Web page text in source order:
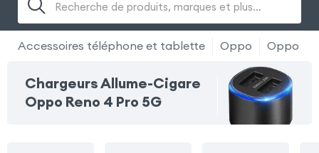
Code ECLIPSE55
Recherche de produits, marques et plus…
Accessoires téléphone et tablette Oppo Oppo
Chargeurs Allume-Cigare
Oppo Reno 4 Pro 5G